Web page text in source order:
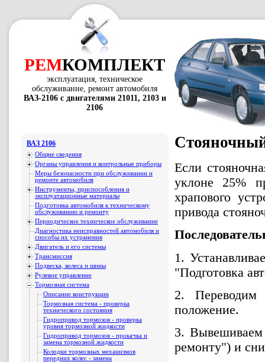
РЕМКОМПЛЕКТ
эксплуатация, техническое
обслуживание, ремонт автомобиля
ВАЗ-2106 с двигателями 21011, 2103 и
2106
ВАЗ 2106
Общие сведения
Органы управления и контрольные приборы
Меры безопасности при обслуживании и
ремонте автомобиля
Инструменты, приспособления и
эксплуатационные материалы
Подготовка автомобиля к техническому
обслуживанию и ремонту
Периодическое техническое обслуживание
Диагностика неисправностей автомобиля и
способы их устранения
Двигатель и его системы
Трансмиссия
Подвеска, колеса и шины
Рулевое управление
Тормозная система
Описание конструкции
Тормозная система - проверка
технического состояния
Гидропривод тормозов - проверка
уровня тормозной жидкости
Гидропривод тормозов - прокачка и
замена тормозной жидкости
Колодки тормозных механизмов
передних колес - замена
Если
уклоне 25%
храпового
привода
1.
"Подготовка
2. Переводим
положение.
3. Вывешиваем
ремонту") и